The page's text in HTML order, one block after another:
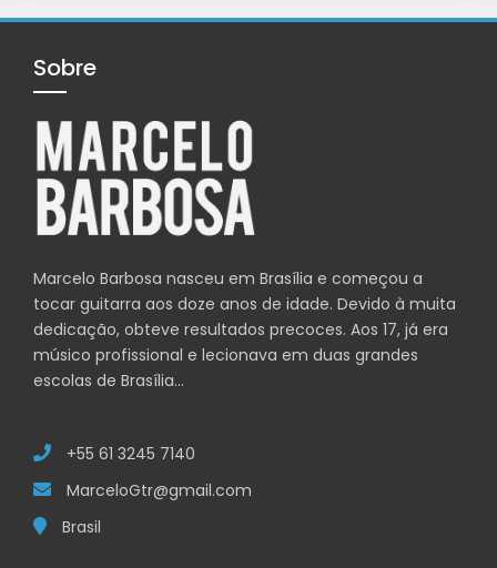
Sobre
Marcelo Barbosa nasceu em Brasília e começou a
tocar guitarra aos doze anos de idade. Devido à muita
dedicação, obteve resultados precoces. Aos 17, já era
músico profissional e lecionava em duas grandes
escolas de Brasília…
+55 61 3245 7140
MarceloGtr@gmail.com
Brasil